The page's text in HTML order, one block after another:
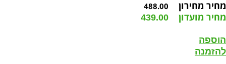
מחיר מחירון 488.00
מחיר מועדון 439.00
הוספה
להזמנה